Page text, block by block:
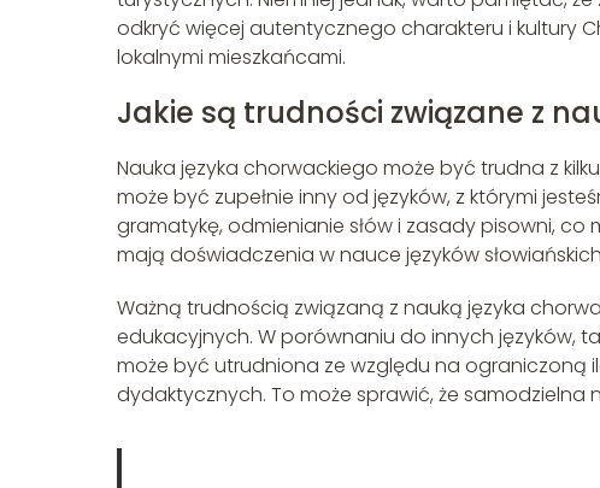
odkryć więcej autentycznego charakteru i kultury
lokalnymi mieszkańcami.
Jakie są trudności związane z
Nauka języka chorwackiego może być trudna z
może być zupełnie inny od języków, z którymi
gramatykę, odmienianie słów i zasady pisowni,
mają doświadczenia w nauce języków
Ważną trudnością związaną z nauką języka
edukacyjnych. W porównaniu do innych języków,
może być utrudniona ze względu na ograniczoną
dydaktycznych. To może sprawić, że samodzielna